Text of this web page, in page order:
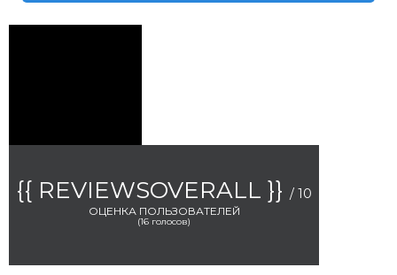
{{ REVIEWSOVERALL }} / 10
ОЦЕНКА ПОЛЬЗОВАТЕЛЕЙ
(16 голосов)